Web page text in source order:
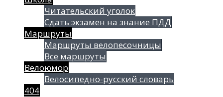
Читательский уголок
Сдать экзамен на знание ПДД
Маршруты
Маршруты велопесочницы
Все маршруты
Велоюмор
Велосипедно-русский словарь
404